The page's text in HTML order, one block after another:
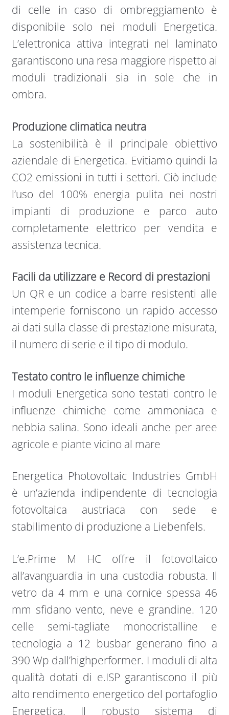
di celle in caso di ombreggiamento è
disponibile solo nei moduli Energetica.
L’elettronica attiva integrati nel laminato
garantiscono una resa maggiore rispetto ai
moduli tradizionali sia in sole che in
ombra.
Produzione climatica neutra
La sostenibilità è il principale obiettivo
aziendale di Energetica. Evitiamo quindi la
CO2 emissioni in tutti i settori. Ciò include
l’uso del 100% energia pulita nei nostri
impianti di produzione e parco auto
completamente elettrico per vendita e
assistenza tecnica.
Facili da utilizzare e Record di prestazioni
Un QR e un codice a barre resistenti alle
intemperie forniscono un rapido accesso
ai dati sulla classe di prestazione misurata,
il numero di serie e il tipo di modulo.
Testato contro le influenze chimiche
I moduli Energetica sono testati contro le
influenze chimiche come ammoniaca e
nebbia salina. Sono ideali anche per aree
agricole e piante vicino al mare
Energetica Photovoltaic Industries GmbH
è un’azienda indipendente di tecnologia
fotovoltaica austriaca con sede e
stabilimento di produzione a Liebenfels.
L’e.Prime M HC offre il fotovoltaico
all’avanguardia in una custodia robusta. Il
vetro da 4 mm e una cornice spessa 46
mm sfidano vento, neve e grandine. 120
celle semi-tagliate monocristalline e
tecnologia a 12 busbar generano fino a
390 Wp dall’highperformer. I moduli di alta
qualità dotati di e.ISP garantiscono il più
alto rendimento energetico del portafoglio
Energetica. Il robusto sistema di